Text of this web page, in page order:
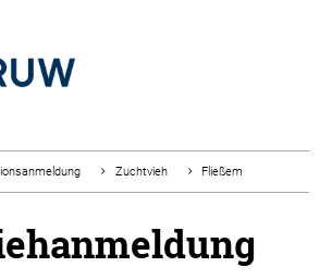
Zuchtvieh Fließem